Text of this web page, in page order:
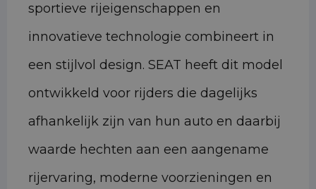
sportieve rijeigenschappen en
innovatieve technologie combineert in
een stijlvol design. SEAT heeft dit model
ontwikkeld voor rijders die dagelijks
afhankelijk zijn van hun auto en daarbij
waarde hechten aan een aangename
rijervaring, moderne voorzieningen en